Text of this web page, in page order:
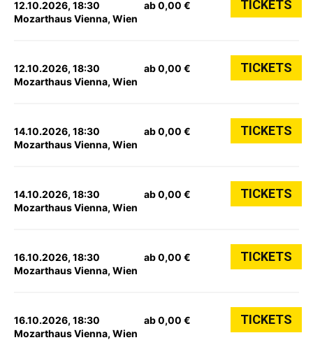
12.10.2026, 18:30
Mozarthaus Vienna, Wien
ab 0,00 € TICKETS
12.10.2026, 18:30
Mozarthaus Vienna, Wien
ab 0,00 € TICKETS
14.10.2026, 18:30
Mozarthaus Vienna, Wien
ab 0,00 € TICKETS
14.10.2026, 18:30
Mozarthaus Vienna, Wien
ab 0,00 € TICKETS
16.10.2026, 18:30
Mozarthaus Vienna, Wien
ab 0,00 € TICKETS
16.10.2026, 18:30
Mozarthaus Vienna, Wien
ab 0,00 € TICKETS